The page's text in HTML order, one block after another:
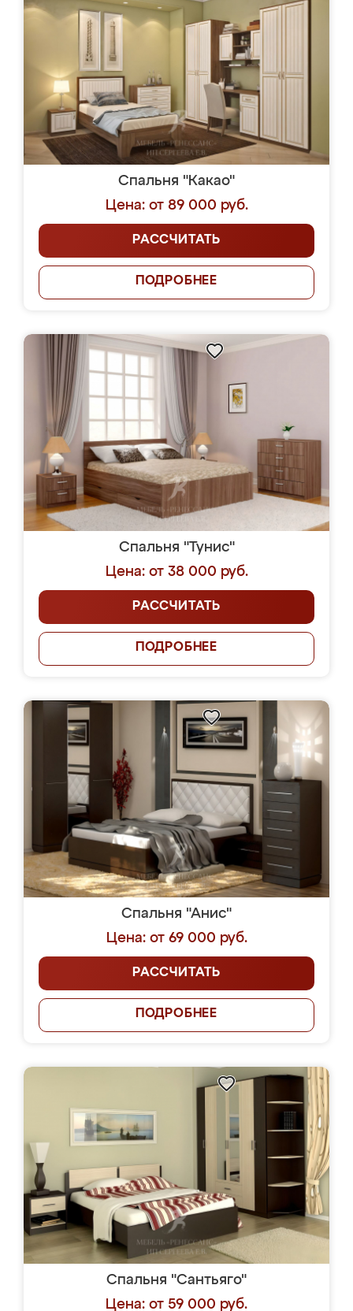
Спальня "Какао"
Цена: от 89 000 руб.
РАССЧИТАТЬ
ПОДРОБНЕЕ
Спальня "Тунис"
Цена: от 38 000 руб.
РАССЧИТАТЬ
ПОДРОБНЕЕ
Спальня "Анис"
Цена: от 69 000 руб.
РАССЧИТАТЬ
ПОДРОБНЕЕ
Спальня "Сантьяго"
Цена: от 59 000 руб.